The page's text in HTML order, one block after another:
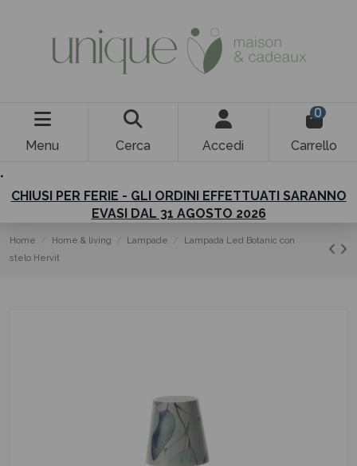
Menu Cerca Accedi
0
Carrello
.
CHIUSI PER FERIE - GLI ORDINI EFFETTUATI SARANNO
EVASI DAL 31 AGOSTO 2026
Home Home & living Lampade
Lampada Led Botanic con
stelo Hervit